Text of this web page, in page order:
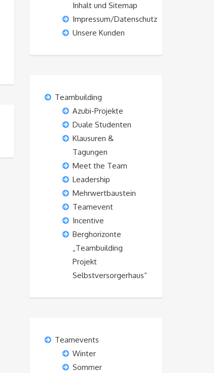
Inhalt und Sitemap
Impressum/Datenschutz
Unsere Kunden
Teambuilding
Azubi-Projekte
Duale Studenten
Klausuren &
Tagungen
Meet the Team
Leadership
Mehrwertbaustein
Teamevent
Incentive
Berghorizonte
„Teambuilding
Projekt
Selbstversorgerhaus“
Teamevents
Winter
Sommer